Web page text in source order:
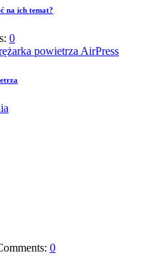
na ich temat?
0
0